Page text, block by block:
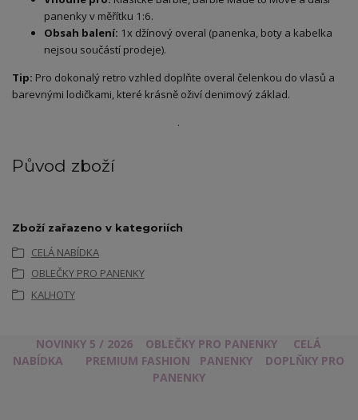
panenky v měřítku 1:6.
Obsah balení: 1x džínový overal (panenka, boty a kabelka
nejsou součástí prodeje).
Tip: Pro dokonalý retro vzhled doplňte overal čelenkou do vlasů a
barevnými lodičkami, které krásně oživí denimový základ.
.
Původ zboží
Zboží zařazeno v kategoriích
CELÁ NABÍDKA
OBLEČKY PRO PANENKY
KALHOTY
NOVINKY 5 / 2026 OBLEČKY PRO PANENKY
CELÁ
NABÍDKA
PREMIUM FASHION PANENKY
DOPLŇKY PRO
PANENKY